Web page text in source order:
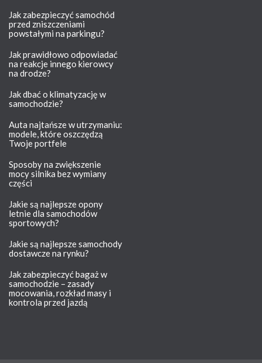
Jak zabezpieczyć samochód
przed zniszczeniami
powstałymi na parkingu?
Jak prawidłowo odpowiadać
na reakcje innego kierowcy
na drodze?
Jak dbać o klimatyzację w
samochodzie?
Auta najtańsze w utrzymaniu:
modele, które oszczędzą
Twoje portfele
Sposoby na zwiększenie
mocy silnika bez wymiany
części
Jakie są najlepsze opony
letnie dla samochodów
sportowych?
Jakie są najlepsze samochody
dostawcze na rynku?
Jak zabezpieczyć bagaż w
samochodzie – zasady
mocowania, rozkład masy i
kontrola przed jazdą